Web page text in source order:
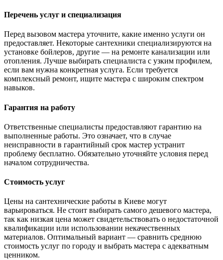
Перечень услуг и специализация
Перед вызовом мастера уточните, какие именно услуги он
предоставляет. Некоторые сантехники специализируются на
установке бойлеров, другие — на ремонте канализации или
отопления. Лучше выбирать специалиста с узким профилем,
если вам нужна конкретная услуга. Если требуется
комплексный ремонт, ищите мастера с широким спектром
навыков.
Гарантия на работу
Ответственные специалисты предоставляют гарантию на
выполненные работы. Это означает, что в случае
неисправности в гарантийный срок мастер устранит
проблему бесплатно. Обязательно уточняйте условия перед
началом сотрудничества.
Стоимость услуг
Цены на сантехнические работы в Киеве могут
варьироваться. Не стоит выбирать самого дешевого мастера,
так как низкая цена может свидетельствовать о недостаточной
квалификации или использовании некачественных
материалов. Оптимальный вариант — сравнить среднюю
стоимость услуг по городу и выбрать мастера с адекватным
ценником.